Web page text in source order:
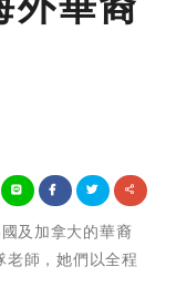
及加拿大的華裔
師，她們以全程